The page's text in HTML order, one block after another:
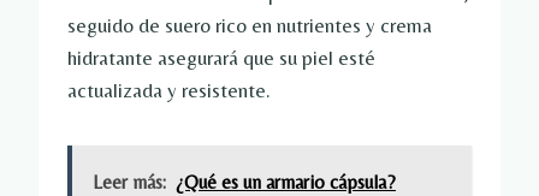
seguido de suero rico en nutrientes y crema
hidratante asegurará que su piel esté
actualizada y resistente.
Leer más: ¿Qué es un armario cápsula?